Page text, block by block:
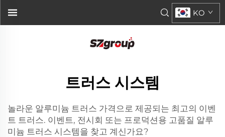
KO
트러스 시스템
놀라운 알루미늄 트러스 가격으로 제공되는 최고의 이벤
트 트러스. 이벤트, 전시회 또는 프로덕션용 고품질 알루
미늄 트러스 시스템을 찾고 계신가요?